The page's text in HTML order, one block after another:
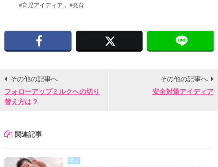
#育児アイディア #発育
その他の記事へ
フォローアップミルクへの切り
替え方は？
その他の記事へ
安全対策アイディア
関連記事
学ぶ